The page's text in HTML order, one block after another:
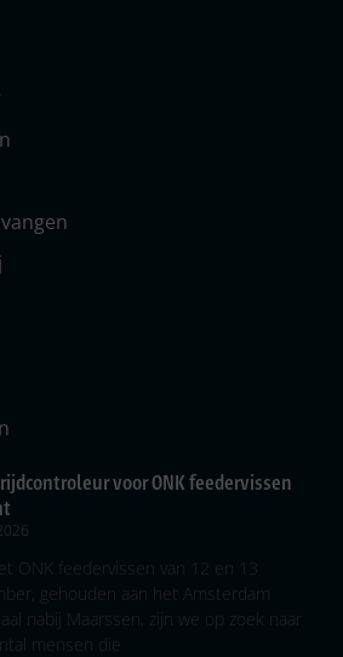
voor ONK feedervissen
ONK feedervissen van 12 en 13
gehouden aan het Amsterdam
nabij Maarssen, zijn we op zoek naar
mensen die